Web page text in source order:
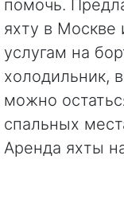
помочь.
яхту в
услугам на
холодильник,
можно
спальных
Аренда яхты